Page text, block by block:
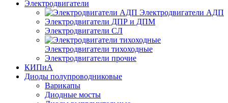
Электродвигатели
Электродвигатели АДП
Электродвигатели ДПР и ДПМ
Электродвигатели СЛ
Электродвигатели тихоходные
Электродвигатели прочие
КИПиА
Диоды полупроводниковые
Варикапы
Диодные мосты